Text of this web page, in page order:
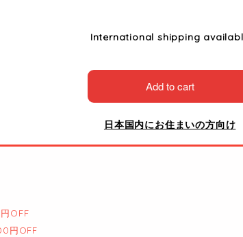
International shipping
Add to cart
日本国内にお住まいの方向け
OFF
円OFF